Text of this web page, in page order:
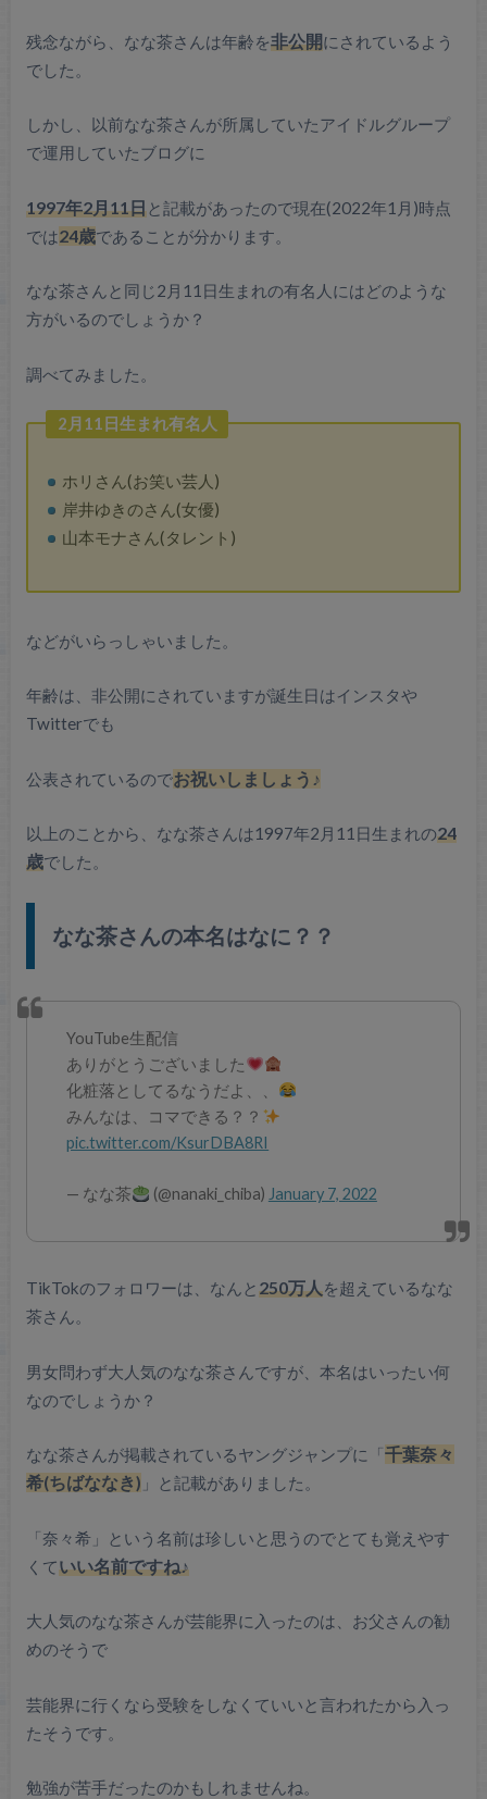
残念ながら、なな茶さんは年齢を非公開にされているよう
でした。
しかし、以前なな茶さんが所属していたアイドルグループ
で運用していたブログに
1997年2月11日と記載があったので現在(2022年1月)時点
では24歳であることが分かります。
なな茶さんと同じ2月11日生まれの有名人にはどのような
方がいるのでしょうか？
調べてみました。
2月11日生まれ有名人
ホリさん(お笑い芸人)
岸井ゆきのさん(女優)
山本モナさん(タレント)
などがいらっしゃいました。
年齢は、非公開にされていますが誕生日はインスタや
Twitterでも
公表されているのでお祝いしましょう♪
以上のことから、なな茶さんは1997年2月11日生まれの24
歳でした。
なな茶さんの本名はなに？？
YouTube生配信
ありがとうございました
化粧落としてるなうだよ、、
みんなは、コマできる？？
pic.twitter.com/KsurDBA8RI
— なな茶 (@nanaki_chiba) January 7, 2022
TikTokのフォロワーは、なんと250万人を超えているなな
茶さん。
男女問わず大人気のなな茶さんですが、本名はいったい何
なのでしょうか？
なな茶さんが掲載されているヤングジャンプに「千葉奈々
希(ちばななき) 」と記載がありました。
「奈々希」という名前は珍しいと思うのでとても覚えやす
くていい名前ですね♪
大人気のなな茶さんが芸能界に入ったのは、お父さんの勧
めのそうで
芸能界に行くなら受験をしなくていいと言われたから入っ
たそうです。
勉強が苦手だったのかもしれませんね。